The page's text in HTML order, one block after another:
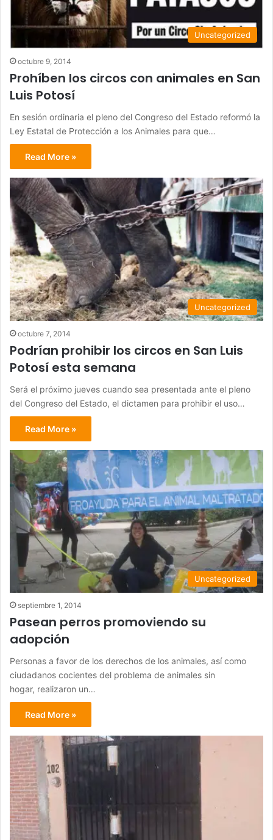
Uncategorized
octubre 9, 2014
Prohíben los circos con animales en San
Luis Potosí
En sesión ordinaria el pleno del Congreso del Estado reformó la
Ley Estatal de Protección a los Animales para que…
Read More »
Uncategorized
octubre 7, 2014
Podrían prohibir los circos en San Luis
Potosí esta semana
Será el próximo jueves cuando sea presentada ante el pleno
del Congreso del Estado, el dictamen para prohibir el uso…
Read More »
Uncategorized
septiembre 1, 2014
Pasean perros promoviendo su
adopción
Personas a favor de los derechos de los animales, así como
ciudadanos cocientes del problema de animales sin
hogar, realizaron un…
Read More »